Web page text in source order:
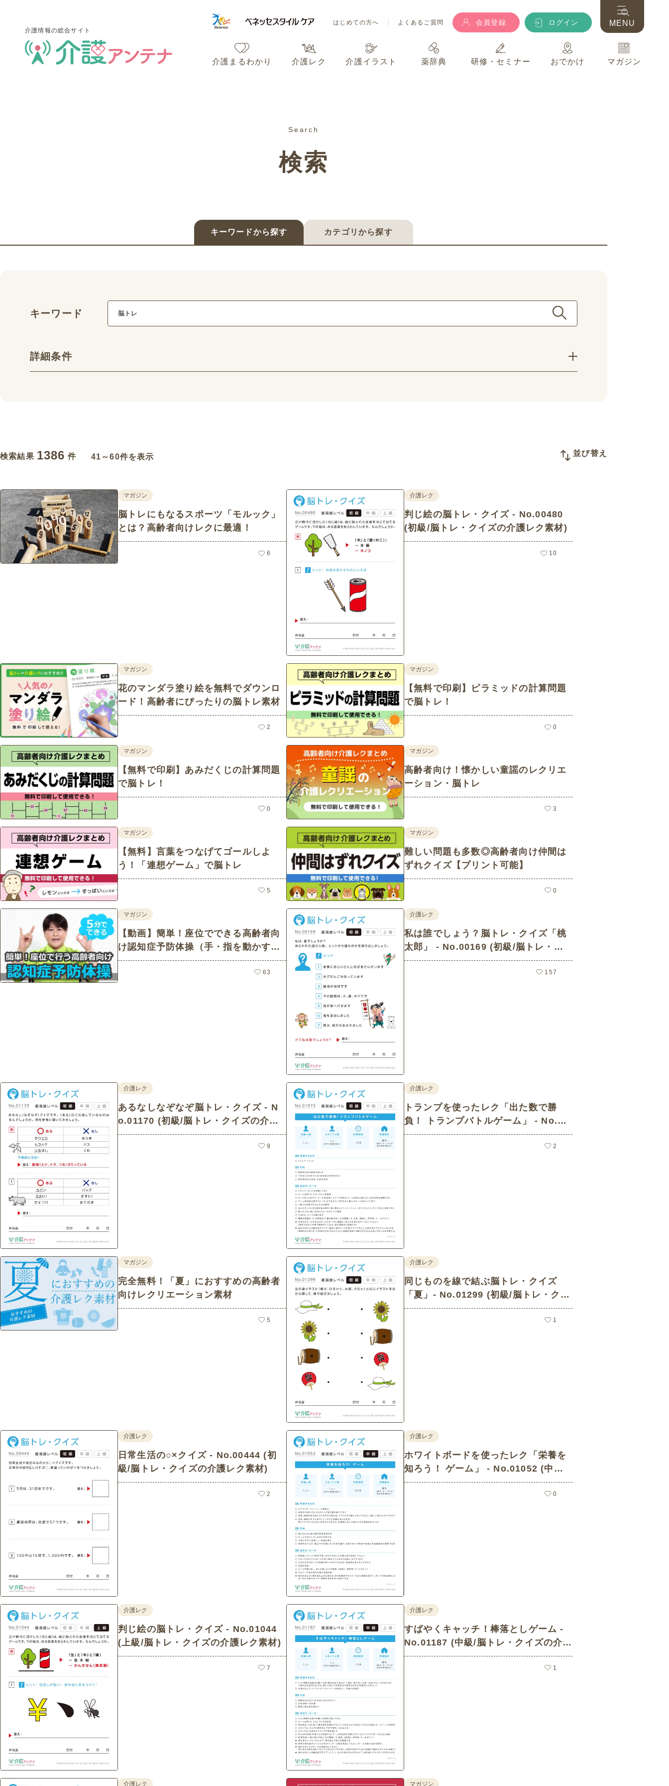
介護情報の総合サイト
はじめての方へ よくあるご質問 会員登録 ログイン
介護まるわかり 介護レク 介護イラスト 薬辞典 研修・セミナー おでかけ マガジン
MENU
Search
検索
キーワードから探す カテゴリから探す
キーワード
詳細条件
検索結果 1386 件 41～60件を表示 並び替え
マガジン
脳トレにもなるスポーツ「モルック」
とは？高齢者向けレクに最適！
6
介護レク
判じ絵の脳トレ・クイズ - No.00480
(初級/脳トレ・クイズの介護レク素材)
10
マガジン
花のマンダラ塗り絵を無料でダウンロ
ード！高齢者にぴったりの脳トレ素材
2
マガジン
【無料で印刷】ピラミッドの計算問題
で脳トレ！
0
マガジン
【無料で印刷】あみだくじの計算問題
で脳トレ！
0
マガジン
高齢者向け！懐かしい童謡のレクリエ
ーション・脳トレ
3
マガジン
【無料】言葉をつなげてゴールしよ
う！「連想ゲーム」で脳トレ
5
マガジン
難しい問題も多数◎高齢者向け仲間は
ずれクイズ【プリント可能】
0
マガジン
【動画】簡単！座位でできる高齢者向
け認知症予防体操（手・指を動かす脳
トレ）
63
介護レク
私は誰でしょう？脳トレ・クイズ「桃
太郎」 - No.00169 (初級/脳トレ・ク
イズの介護レク素材)
157
介護レク
あるなしなぞなぞ脳トレ・クイズ - N
o.01170 (初級/脳トレ・クイズの介護
レク素材)
9
介護レク
トランプを使ったレク「出た数で勝
負！ トランプバトルゲーム」 - No.01
073 (初級/脳トレ・クイズの介護レク
2
マガジン
完全無料！「夏」におすすめの高齢者
向けレクリエーション素材
5
介護レク
同じものを線で結ぶ脳トレ・クイズ
「夏」- No.01299 (初級/脳トレ・クイ
ズの介護レク素材)
1
介護レク
日常生活の○×クイズ - No.00444 (初
級/脳トレ・クイズの介護レク素材)
2
介護レク
ホワイトボードを使ったレク「栄養を
知ろう！ ゲーム」 - No.01052 (中級/
脳トレ・クイズの介護レク素材)
0
介護レク
判じ絵の脳トレ・クイズ - No.01044
(上級/脳トレ・クイズの介護レク素材)
7
介護レク
すばやくキャッチ！棒落としゲーム -
No.01187 (中級/脳トレ・クイズの介護
レク素材)
1
介護レク マガジン